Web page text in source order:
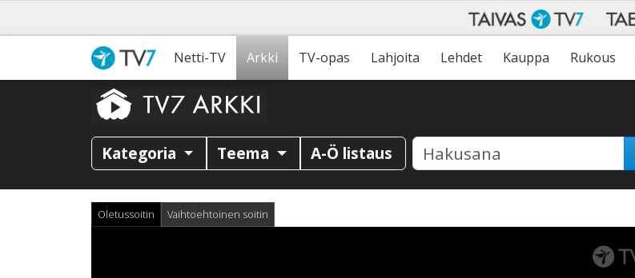
Netti-TV Arkki TV-opas Lahjoita Lehdet Kauppa Rukous
Kategoria Teema A-Ö listaus
Oletussoitin Vaihtoehtoinen soitin